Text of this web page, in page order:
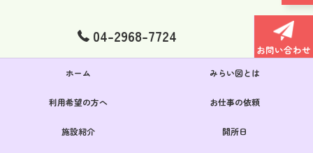
04-2968-7724
お問い合わせ
ホーム みらい図とは
利用希望の方へ お仕事の依頼
施設紹介 開所日